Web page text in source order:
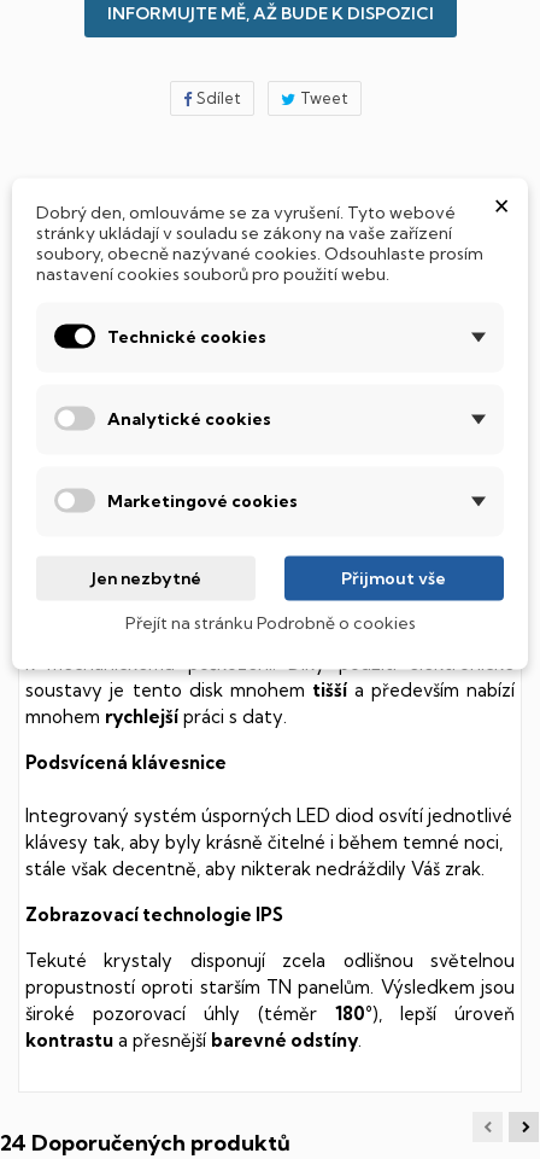
INFORMUJTE MĚ, AŽ BUDE K DISPOZICI
Sdílet Tweet
Jak si vybrat notebook nebo počítač?
Připraveno - zapnete a okamžitě pracujte
Přidat Microsoft Office Plus ➡️ 499,-
SSD Disk
Tento notebook je vybavenSSD(Solid State Drive)
diskem, který na rozdíl od starších magnetických HDD
součástmi a je tak mnohem méně náchylný
soustavy je tento disk mnohem tišší a především nabízí
mnohem rychlejší práci s daty.
Podsvícená klávesnice
Integrovaný systém úsporných LED diod osvítí jednotlivé
klávesy tak, aby byly krásně čitelné i během temné noci,
stále však decentně, aby nikterak nedráždily Váš zrak.
Zobrazovací technologie IPS
Tekuté krystaly disponují zcela odlišnou světelnou
propustností oproti starším TN panelům. Výsledkem jsou
široké pozorovací úhly (téměr 180°), lepší úroveň
kontrastu a přesnější barevné odstíny
24 Doporučených produktů
×
Dobrý den, omlouváme se za vyrušení. Tyto webové
stránky ukládají v souladu se zákony na vaše zařízení
soubory, obecně nazývané cookies. Odsouhlaste prosím
nastavení cookies souborů pro použití webu.
Technické cookies
Analytické cookies
Marketingové cookies
Jen nezbytné Přijmout vše
Přejít na stránku Podrobně o cookies